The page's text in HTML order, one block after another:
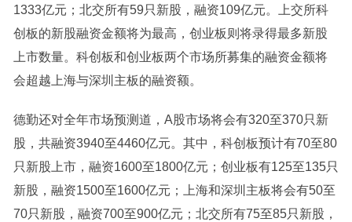
1333亿元；北交所有59只新股，融资109亿元。上交所科
创板的新股融资金额将为最高，创业板则将录得最多新股
上市数量。科创板和创业板两个市场所募集的融资金额将
会超越上海与深圳主板的融资额。
德勤还对全年市场预测道，A股市场将会有320至370只新
股，共融资3940至4460亿元。其中，科创板预计有70至80
只新股上市，融资1600至1800亿元；创业板有125至135只
新股，融资1500至1600亿元；上海和深圳主板将会有50至
70只新股，融资700至900亿元；北交所有75至85只新股，